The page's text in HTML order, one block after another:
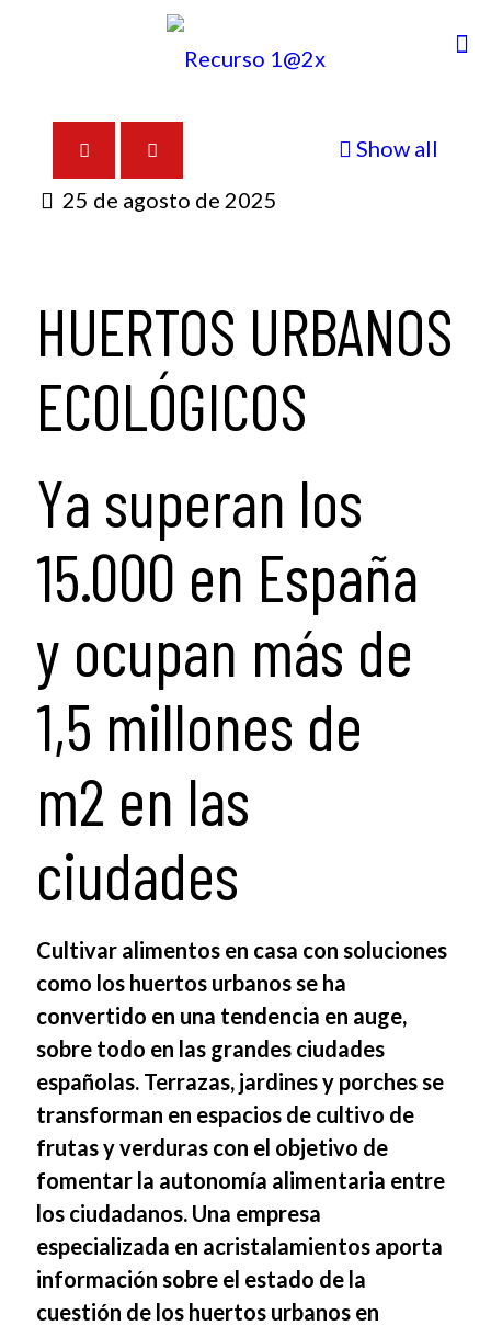
Show all
25 de agosto de 2025
HUERTOS URBANOS
ECOLÓGICOS
Ya superan los
15.000 en España
y ocupan más de
1,5 millones de
m2 en las
ciudades
Cultivar alimentos en casa con soluciones
como los huertos urbanos se ha
convertido en una tendencia en auge,
sobre todo en las grandes ciudades
españolas. Terrazas, jardines y porches se
transforman en espacios de cultivo de
frutas y verduras con el objetivo de
fomentar la autonomía alimentaria entre
los ciudadanos. Una empresa
especializada en acristalamientos aporta
información sobre el estado de la
cuestión de los huertos urbanos en